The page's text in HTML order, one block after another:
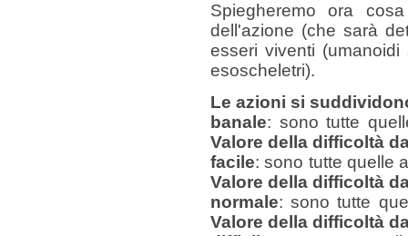
Spiegheremo ora
dell'azione (che sarà
esseri viventi
esoscheletri).
Le azioni si
banale: sono tutte
Valore della difficoltà
facile: sono tutte quelle
Valore della difficoltà
normale: sono tutte
Valore della difficoltà